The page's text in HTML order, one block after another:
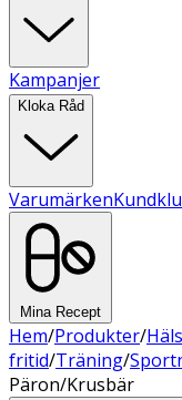
Kampanjer
Kloka Råd
Varumärken
Mina Recept
Hem/Produkter/
fritid/Träning/
Päron/Krusbär